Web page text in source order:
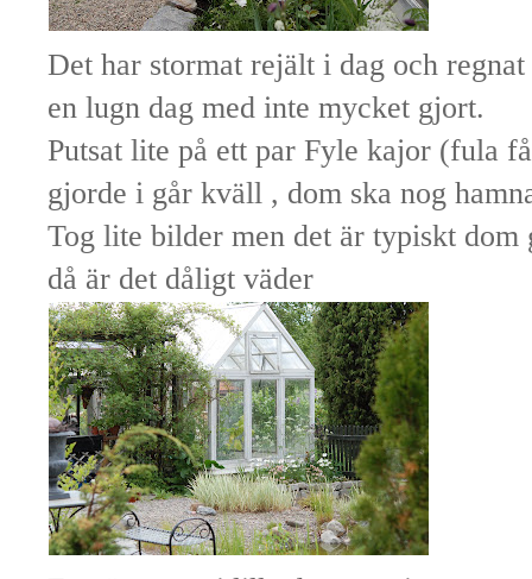
Det har stormat rejält i dag och
en lugn dag med inte mycket gjort.
Putsat lite på ett par Fyle kajor (fula
gjorde i går kväll , dom ska nog
Tog lite bilder men det är typiskt dom
då är det dåligt väder